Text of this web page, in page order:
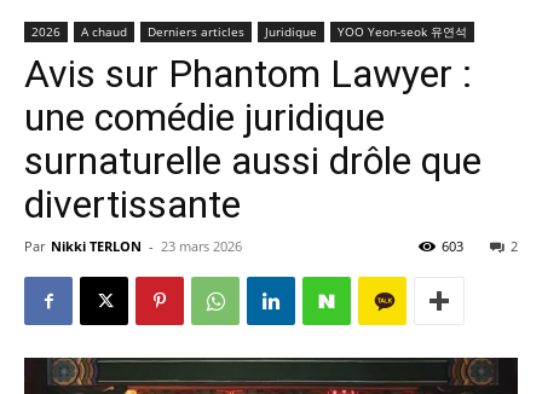
2026 A chaud Derniers articles Juridique YOO Yeon-seok 유연석
Avis sur Phantom Lawyer :
une comédie juridique
surnaturelle aussi drôle que
divertissante
Par Nikki TERLON - 23 mars 2026 2
603